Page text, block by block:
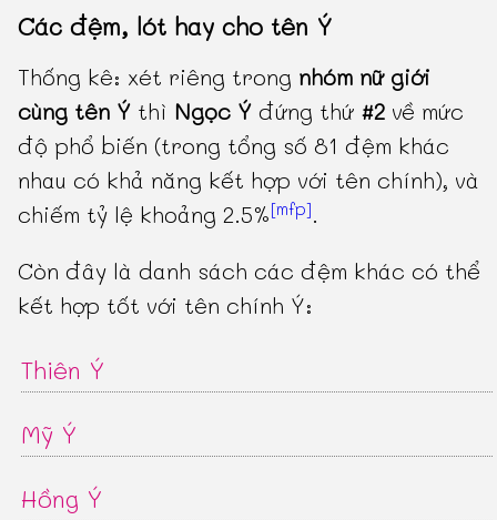
Các đệm, lót hay cho tên Ý
Thống kê: xét riêng trong nhóm nữ giới
cùng tên Ý thì Ngọc Ý đứng thứ #2 về mức
độ phổ biến (trong tổng số 81 đệm khác
nhau có khả năng kết hợp với tên chính), và
chiếm tỷ lệ khoảng 2.5%[mfp].
Còn đây là danh sách các đệm khác có thể
kết hợp tốt với tên chính Ý:
Thiên Ý
Mỹ Ý
Hồng Ý